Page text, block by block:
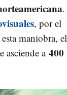
.
, por el
maniobra, el
asciende a400